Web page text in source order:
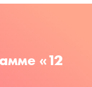
«12